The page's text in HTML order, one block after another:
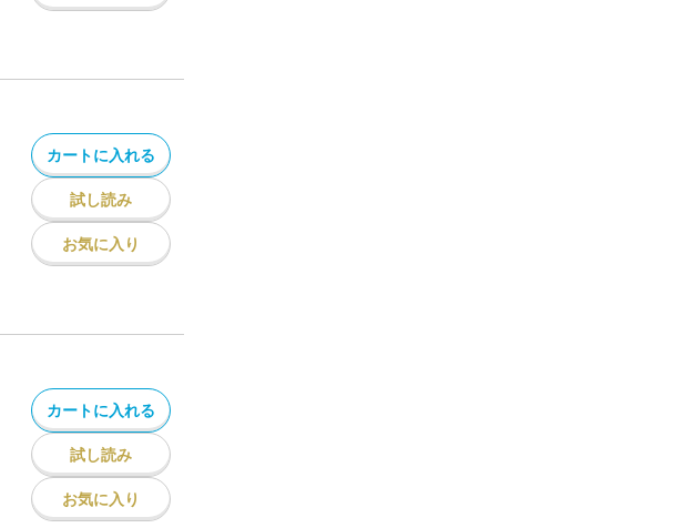
カートに入れる
試し読み
お気に入り
カートに入れる
試し読み
お気に入り